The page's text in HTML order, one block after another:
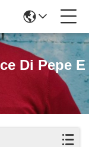
Di Pepe E